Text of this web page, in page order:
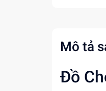
Mô tả
Đồ